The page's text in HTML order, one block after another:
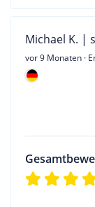
Michael K. |
vor 9 Monaten ·